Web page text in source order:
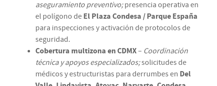
aseguramiento preventivo;presencia operativa en
el polígono de El Plaza Condesa / Parque España
para inspecciones y activación de protocolos de
seguridad.
Cobertura multizona en CDMX– Coordinación
técnica y apoyos especializados;solicitudes de
médicos y estructuristas para derrumbes en Del